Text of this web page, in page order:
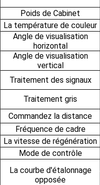
Poids de Cabinet
La température de couleur
Angle de visualisation
horizontal
Angle de visualisation
vertical
Traitement des signaux
Traitement gris
Commandez la distance
Fréquence de cadre
La vitesse de régénération
Mode de contrôle
La courbe d'étalonnage
opposée